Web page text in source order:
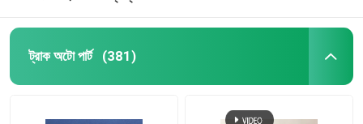
ট্রাক অটো পার্ট (381)